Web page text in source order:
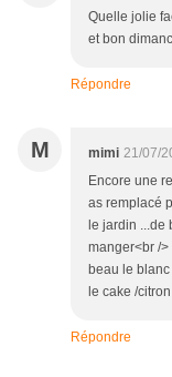
Quelle jolie
et bon
Répondre
M mimi 21/07/
Encore une
as remplacé
le jardin ...de
manger<br /
beau le
le cake /
Répondre